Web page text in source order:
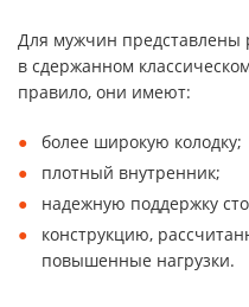
Для мужчин представлены
в сдержанном
правило, они имеют:
более широкую колодку;
плотный внутренник;
надежную поддержку
конструкцию,
повышенные нагрузки.